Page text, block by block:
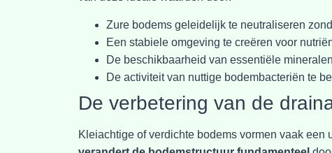
Zure bodems geleidelijk te neutraliseren
Een stabiele omgeving te creëren voor
De beschikbaarheid van essentiële
De activiteit van nuttige bodembacteriën te
De verbetering van de
Kleiachtige of verdichte bodems vormen vaak